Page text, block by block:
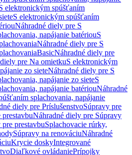
elektronickým spúšťaním
S elektronickým spúšťaním
Náhradné diely pre S
napájanie batériouS
Náhradné diely pre S
BasicNáhradné diely pre
pre Na omietkuS elektronickým
zo sieteNáhradné diely pre S
napájanie zo sieteS
napájanie batériouNáhradné
splachovania, napájanie
diely pre PríslušenstvoSúpravy pre
Náhradné diely pre Súpravy
prestavbuSplachovacie rúrky,
Súpravy na renováciuNáhradné
Krycie doskyIntegrované
Diaľkové ovládaniePrípojky